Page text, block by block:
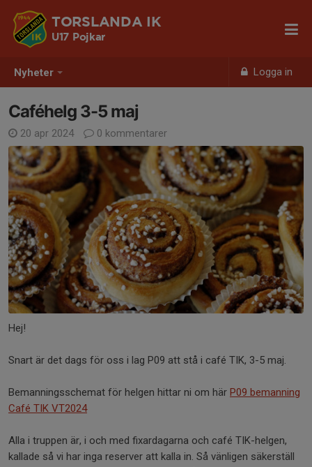
Nyheter Logga in
TORSLANDA IK
U17 Pojkar
Caféhelg 3-5 maj
20 apr 2024 0 kommentarer
Hej!
Snart är det dags för oss i lag P09 att stå i café TIK, 3-5 maj.
Bemanningsschemat för helgen hittar ni om här P09 bemanning
Café TIK VT2024
Alla i truppen är, i och med fixardagarna och café TIK-helgen,
kallade så vi har inga reserver att kalla in. Så vänligen säkerställ